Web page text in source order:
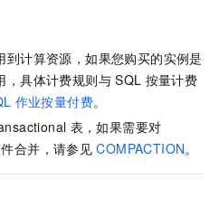
计算资源，如果您购买的实例是
，具体计费规则与 SQL 按量计费
作业按量付费。
表，如果需要对
合并，请参见 COMPACTION。